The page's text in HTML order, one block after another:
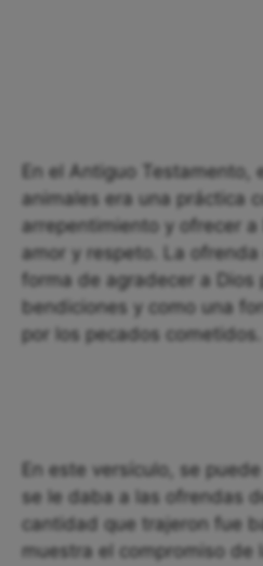
En el Antiguo Testamento,
animales era una práctica
arrepentimiento y ofrecer
amor y respeto. La
forma de agradecer a Dios
bendiciones y como una
por los pecados cometidos.
En este versículo, se
se le daba a las ofrendas
cantidad que trajeron fue
muestra el compromiso de